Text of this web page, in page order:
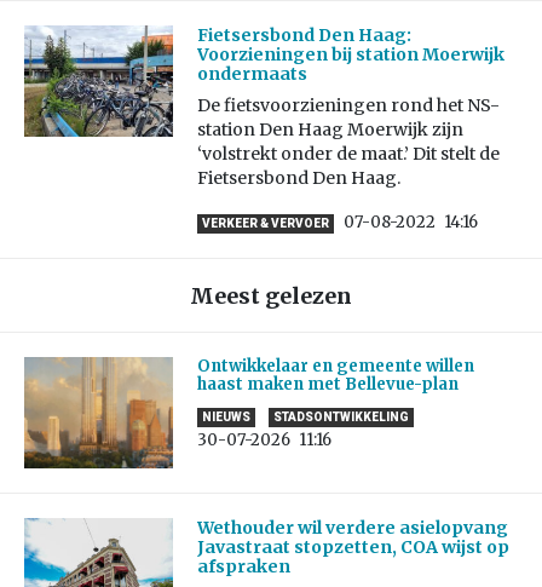
Fietsersbond Den Haag:
Voorzieningen bij station Moerwijk
ondermaats
De fietsvoorzieningen rond het NS-
station Den Haag Moerwijk zijn
‘volstrekt onder de maat.’ Dit stelt de
Fietsersbond Den Haag.
VERKEER & VERVOER 07-08-2022 14:16
Meest gelezen
Ontwikkelaar en gemeente willen
haast maken met Bellevue-plan
NIEUWS STADSONTWIKKELING
30-07-2026 11:16
Wethouder wil verdere asielopvang
Javastraat stopzetten, COA wijst op
afspraken